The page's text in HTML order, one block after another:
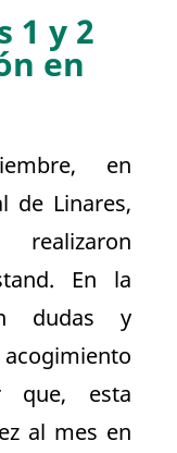
1 y 2
en
en
de Linares,
realizaron
En la
dudas y
que, esta
al mes en